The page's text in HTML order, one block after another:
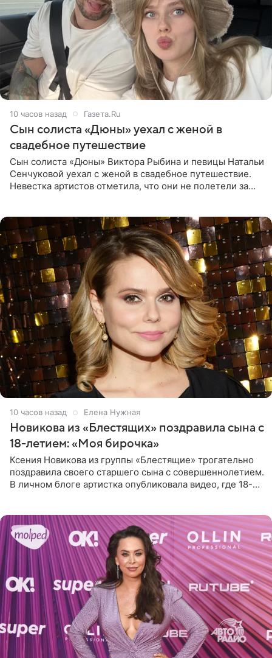
10 часов назад Газета.Ru
Сын солиста «Дюны» уехал с женой в
свадебное путешествие
Сын солиста «Дюны» Виктора Рыбина и певицы Натальи
Сенчуковой уехал с женой в свадебное путешествие.
Невестка артистов отметила, что они не полетели за
10 часов назад Елена Нужная
Новикова из «Блестящих» поздравила сына с
18-летием: «Моя бирочка»
Ксения Новикова из группы «Блестящие» трогательно
поздравила своего старшего сына с совершеннолетием.
В личном блоге артистка опубликовала видео, где 18-